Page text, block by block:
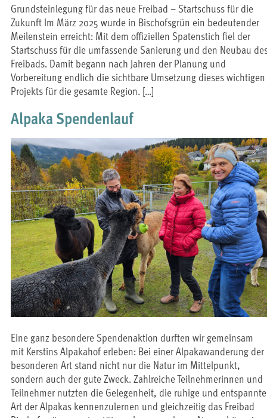
Grundsteinlegung für das neue Freibad – Startschuss für die
Zukunft Im März 2025 wurde in Bischofsgrün ein bedeutender
Meilenstein erreicht: Mit dem offiziellen Spatenstich fiel der
Startschuss für die umfassende Sanierung und den Neubau
Freibads. Damit begann nach Jahren der Planung und
Vorbereitung endlich die sichtbare Umsetzung dieses wichtigen
Projekts für die gesamte Region. […]
Alpaka Spendenlauf
Eine ganz besondere Spendenaktion durften wir gemeinsam
mit Kerstins Alpakahof erleben: Bei einer Alpakawanderung der
besonderen Art stand nicht nur die Natur im Mittelpunkt,
sondern auch der gute Zweck. Zahlreiche Teilnehmerinnen und
Teilnehmer nutzten die Gelegenheit, die ruhige und entspannte
Art der Alpakas kennenzulernen und gleichzeitig das Freibad